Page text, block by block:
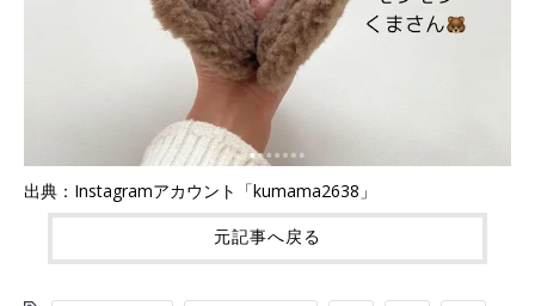
出典：Instagramアカウント「kumama2638」
元記事へ戻る